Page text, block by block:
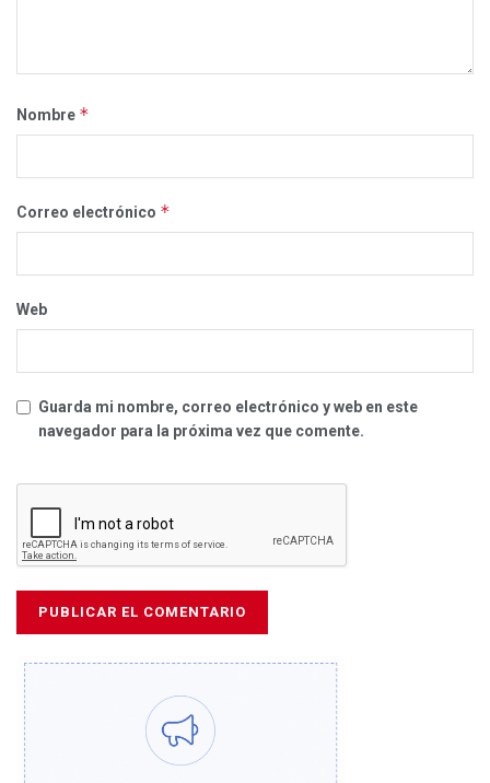
Nombre *
Correo electrónico *
Web
Guarda mi nombre, correo electrónico y web en este
navegador para la próxima vez que comente.